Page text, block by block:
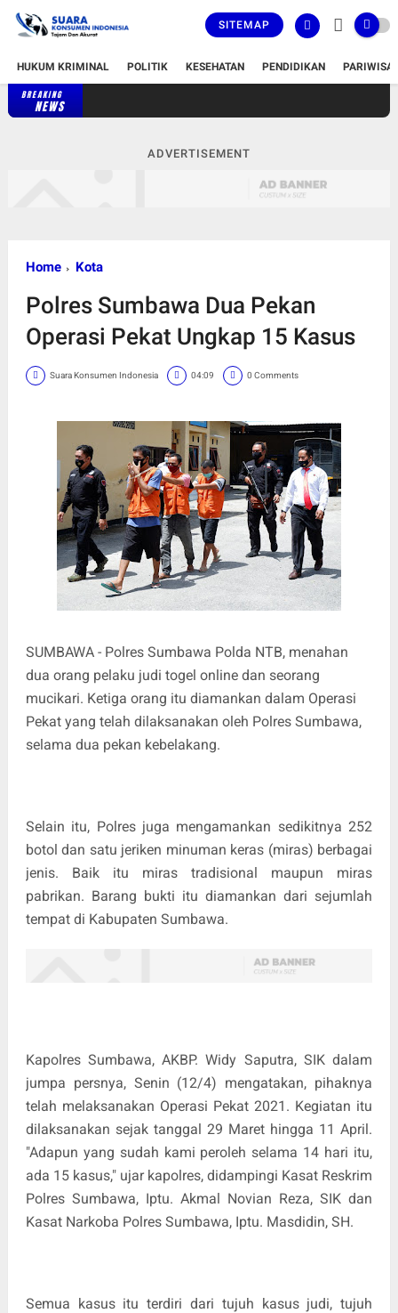
SITEMAP
HUKUM KRIMINAL POLITIK KESEHATAN PENDIDIKAN
BREAKING
NEWS
ADVERTISEMENT
Home Kota
Polres Sumbawa Dua Pekan
Operasi Pekat Ungkap 15 Kasus
Suara Konsumen Indonesia 04:09 0 Comments
SUMBAWA - Polres Sumbawa Polda NTB, menahan
dua orang pelaku judi togel online dan seorang
mucikari. Ketiga orang itu diamankan dalam Operasi
Pekat yang telah dilaksanakan oleh Polres Sumbawa,
selama dua pekan kebelakang.
Selain itu, Polres juga mengamankan sedikitnya 252
botol dan satu jeriken minuman keras (miras) berbagai
jenis. Baik itu miras tradisional maupun miras
pabrikan. Barang bukti itu diamankan dari sejumlah
tempat di Kabupaten Sumbawa.
Kapolres Sumbawa, AKBP. Widy Saputra, SIK dalam
jumpa persnya, Senin (12/4) mengatakan, pihaknya
telah melaksanakan Operasi Pekat 2021. Kegiatan itu
dilaksanakan sejak tanggal 29 Maret hingga 11 April.
"Adapun yang sudah kami peroleh selama 14 hari itu,
ada 15 kasus," ujar kapolres, didampingi Kasat Reskrim
Polres Sumbawa, Iptu. Akmal Novian Reza, SIK dan
Kasat Narkoba Polres Sumbawa, Iptu. Masdidin, SH.
Semua kasus itu terdiri dari tujuh kasus judi, tujuh